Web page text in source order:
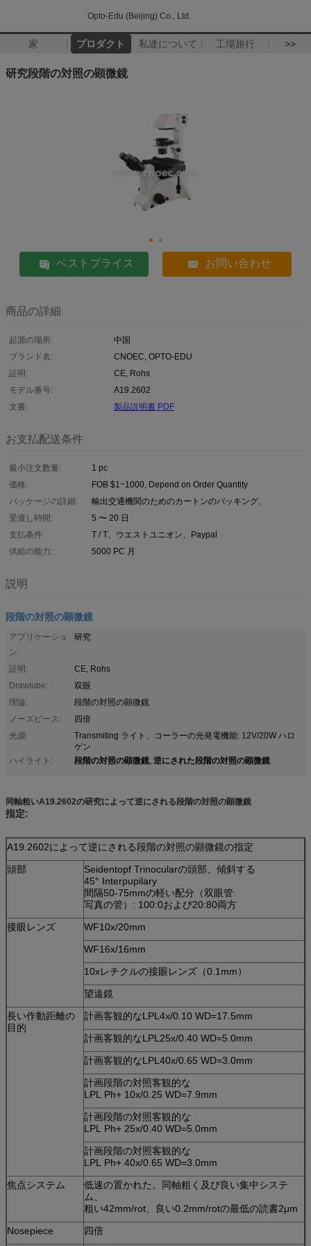
Opto-Edu (Beijing) Co., Ltd.
家 プロダクト 私達について 工場旅行 >>
研究段階の対照の顕微鏡
ベストプライス お問い合わせ
商品の詳細
起源の場所:
中国
ブランド名:
CNOEC, OPTO-EDU
証明:
CE, Rohs
モデル番号:
A19.2602
文書:
製品説明書 PDF
お支払配送条件
最小注文数量:
1 pc
価格:
FOB $1~1000, Depend on Order Quantity
パッケージの詳細:
輸出交通機関のためのカートンのパッキング、
受渡し時間:
5 〜 20 日
支払条件:
T / T、ウエストユニオン、Paypal
供給の能力:
5000 PC 月
説明
段階の対照の顕微鏡
アプリケーショ
ン:
研究
証明:
CE, Rohs
Drawtube:
双眼
理論:
段階の対照の顕微鏡
ノーズピース:
四倍
光源:
Transmiting ライト、コーラーの光発電機能: 12V/20W ハロ
ゲン
ハイライト:
段階の対照の顕微鏡, 逆にされた段階の対照の顕微鏡
同軸粗いA19.2602の研究によって逆にされる段階の対照の顕微鏡
指定:
A19.2602によって逆にされる段階の対照の顕微鏡の指定
頭部
Seidentopf Trinocularの頭部、傾斜する
45° Interpupilary
間隔50-75mmの軽い配分（双眼管:
写真の管）: 100:0および20:80両方
接眼レンズ
WF10x/20mm
WF16x/16mm
10xレチクルの接眼レンズ（0.1mm）
望遠鏡
長い作動距離の
目的
計画客観的なLPL4x/0.10 WD=17.5mm
計画客観的なLPL25x/0.40 WD=5.0mm
計画客観的なLPL40x/0.65 WD=3.0mm
計画段階の対照客観的な
LPL Ph+ 10x/0.25 WD=7.9mm
計画段階の対照客観的な
LPL Ph+ 25x/0.40 WD=5.0mm
計画段階の対照客観的な
LPL Ph+ 40x/0.65 WD=3.0mm
焦点システム
低速の置かれた、同軸粗く及び良い集中システ
ム、
粗い42mm/rot、良い0.2mm/rotの最低の読書2μm
Nosepiece
四倍